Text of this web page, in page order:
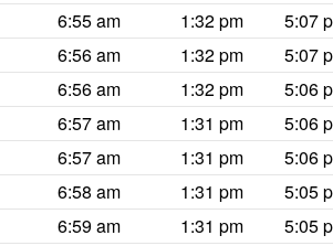
6:55 am 1:32 pm 5:07
6:56 am 1:32 pm 5:07
6:56 am 1:32 pm 5:06
6:57 am 1:31 pm 5:06
6:57 am 1:31 pm 5:06
6:58 am 1:31 pm 5:05
6:59 am 1:31 pm 5:05